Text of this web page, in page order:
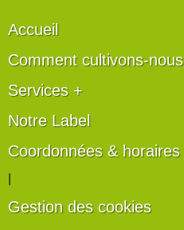
Accueil
Comment cultivons-nous
Services +
Notre Label
Coordonnées & horaires
Gestion des cookies